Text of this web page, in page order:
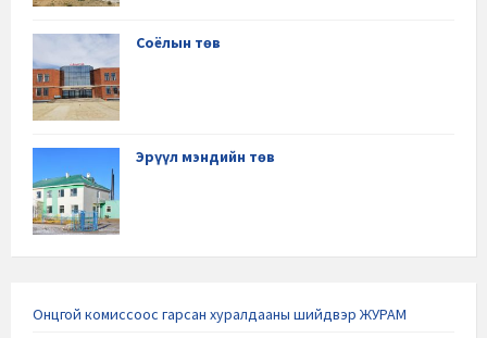
Соёлын төв
Эрүүл мэндийн төв
Онцгой комиссоос гарсан хуралдааны шийдвэр ЖУРАМ